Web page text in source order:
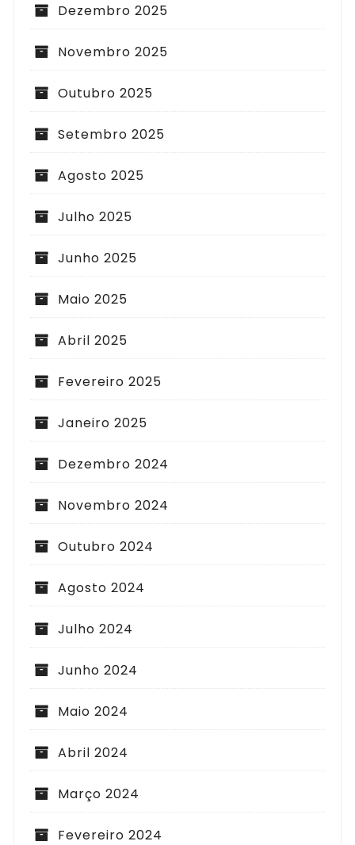
Dezembro 2025
Novembro 2025
Outubro 2025
Setembro 2025
Agosto 2025
Julho 2025
Junho 2025
Maio 2025
Abril 2025
Fevereiro 2025
Janeiro 2025
Dezembro 2024
Novembro 2024
Outubro 2024
Agosto 2024
Julho 2024
Junho 2024
Maio 2024
Abril 2024
Março 2024
Fevereiro 2024